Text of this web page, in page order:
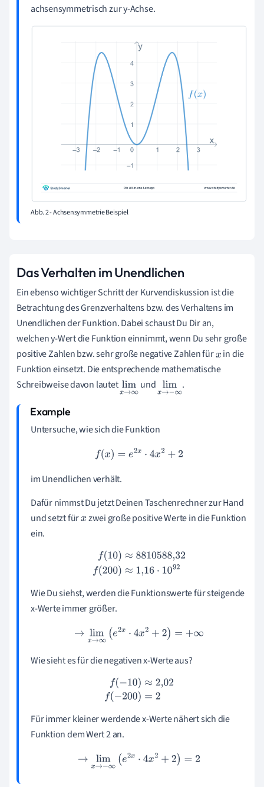
achsensymmetrisch zur y-Achse.
Abb. 2 - Achsensymmetrie Beispiel
Das Verhalten im Unendlichen
Ein ebenso wichtiger Schritt der Kurvendiskussion ist die
Betrachtung des Grenzverhaltens bzw. des Verhaltens im
Unendlichen der Funktion. Dabei schaust Du Dir an,
welchen y-Wert die Funktion einnimmt, wenn Du sehr große
positive Zahlen bzw. sehr große negative Zahlen fürx in die
Funktion einsetzt. Die entsprechende mathematische
Schreibweise davon lautet limx und limx→ .
Untersuche, wie sich die Funktion
f x)= e2x 4 x2+2
im Unendlichen verhält.
Dafür nimmst Du jetzt Deinen Taschenrechner zur Hand
und setzt fürx zwei große positive Werte in die Funktion
ein.
8810588,32f(200)≈1,16⋅
Wie Du siehst, werden die Funktionswerte für steigende
x-Werte immer größer.
→lim x→∞ (e 2x⋅4 x2+2)= +∞
Wie sieht es für die negativen x-Werte aus?
−10)≈2,02 f(− 200)=
Für immer kleiner werdende x-Werte nähert sich die
Funktion dem Wert 2 an.
→limx →−∞( e2x⋅4x 2+ 2)= 2